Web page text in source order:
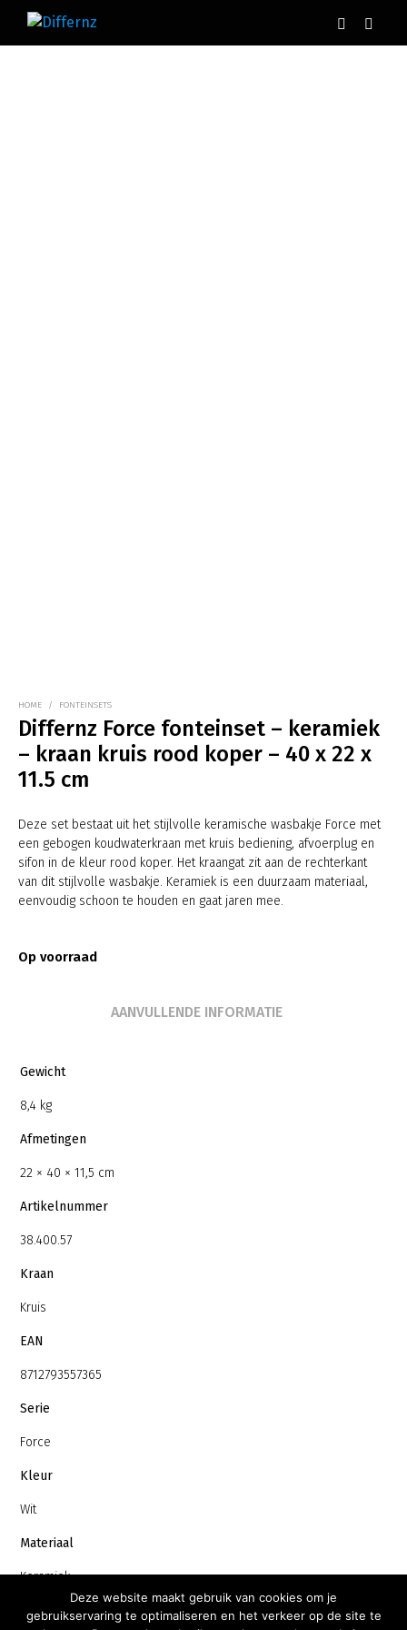
HOME / FONTEINSETS
Differnz Force fonteinset – keramiek
– kraan kruis rood koper – 40 x 22 x
11.5 cm
Deze set bestaat uit het stijlvolle keramische wasbakje Force met
een gebogen koudwaterkraan met kruis bediening, afvoerplug en
sifon in de kleur rood koper. Het kraangat zit aan de rechterkant
van dit stijlvolle wasbakje. Keramiek is een duurzaam materiaal,
eenvoudig schoon te houden en gaat jaren mee.
Op voorraad
AANVULLENDE INFORMATIE
Gewicht
8,4 kg
Afmetingen
22 × 40 × 11,5 cm
Artikelnummer
38.400.57
Kraan
Kruis
EAN
8712793557365
Serie
Force
Kleur
Wit
Materiaal
Keramiek
Handdoekrek
Deze website maakt gebruik van cookies om je
gebruikservaring te optimaliseren en het verkeer op de site te